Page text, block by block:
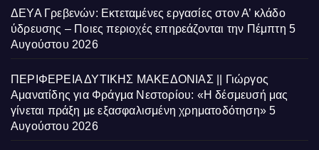
ΔΕΥΑ Γρεβενών: Εκτεταμένες εργασίες στον Α’ κλάδο
ύδρευσης – Ποιες περιοχές επηρεάζονται την Πέμπτη 5
Αυγούστου 2026
ΠΕΡΙΦΕΡΕΙΑ ΔΥΤΙΚΗΣ ΜΑΚΕΔΟΝΙΑΣ || Γιώργος
Αμανατίδης για Φράγμα Νεστορίου: «Η δέσμευσή μας
γίνεται πράξη με εξασφαλισμένη χρηματοδότηση» 5
Αυγούστου 2026